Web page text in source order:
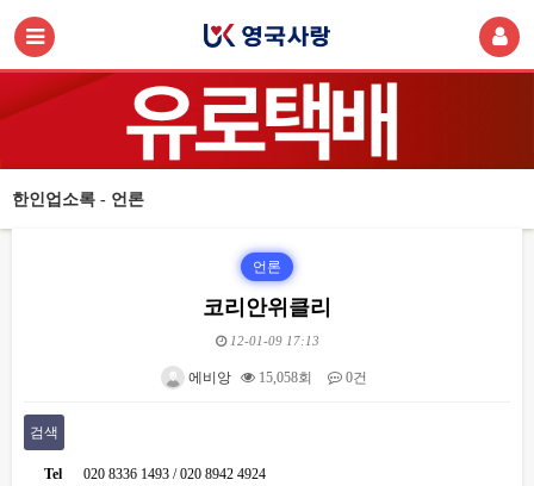
한인업소록 - 언론
언론
코리안위클리
12-01-09 17:13
에비앙 15,058회 0건
검색
Tel
020 8336 1493 / 020 8942 4924